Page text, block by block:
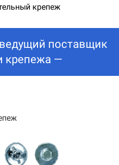
крепеж
поставщик
крепежа —